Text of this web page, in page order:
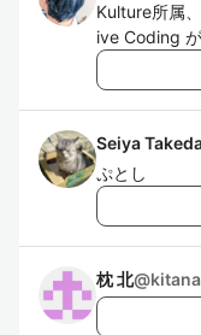
Kulture所属
ive Coding が
Seiya
ぷとし
枕 北@